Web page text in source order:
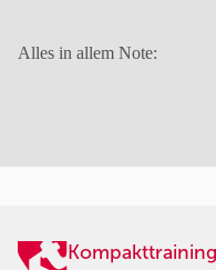
Alles in allem Note: